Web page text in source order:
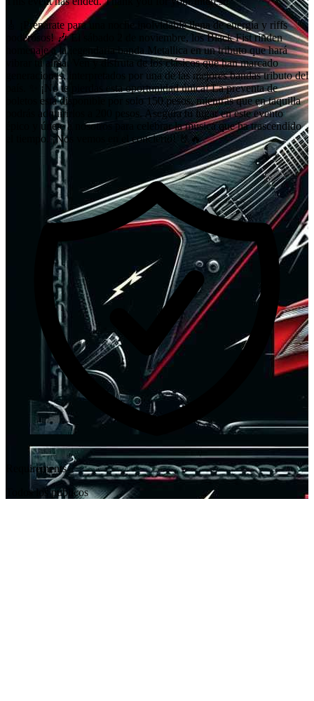
🎸 ¡Prepárate para una noche inolvidable llena de energía y riffs
poderosos! 🎶 El sábado 2 de noviembre, los Black Fist rinden
homenaje a la legendaria banda Metallica en un tributo que hará
vibrar tu alma. Ven y disfruta de los clásicos que han marcado
generaciones, interpretados por una de las mejores bandas tributo del
país. ✨ ¡No te pierdas esta oportunidad única! La preventa de
boletos está disponible por solo 150 pesos, mientras que en taquilla
podrás adquirirlos a 200 pesos. Asegura tu lugar en este evento
épico y únete a nosotros para celebrar la música que ha trascendido
el tiempo. ¡Nos vemos en el concierto! 🤘🔥
Requirements
Todos los públicos